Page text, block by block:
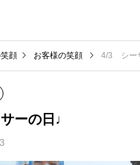
顔 お客様の笑顔 4/3 シー
ーの日♩